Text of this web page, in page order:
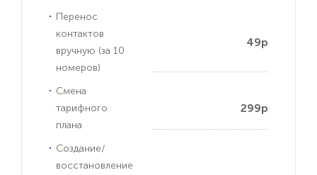
Перенос
контактов
вручную (за 10
номеров)
49р
Смена
тарифного
плана
299р
Создание/
восстановление